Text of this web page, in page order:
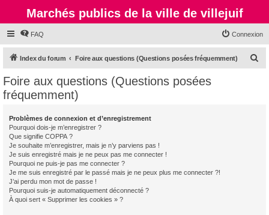
Marchés publics de la ville de villejuif
FAQ Connexion
Index du forum Foire aux questions (Questions posées fréquemment)
Foire aux questions (Questions posées
fréquemment)
Problèmes de connexion et d’enregistrement
Pourquoi dois-je m’enregistrer ?
Que signifie COPPA ?
Je souhaite m’enregistrer, mais je n’y parviens pas !
Je suis enregistré mais je ne peux pas me connecter !
Pourquoi ne puis-je pas me connecter ?
Je me suis enregistré par le passé mais je ne peux plus me connecter ?!
J’ai perdu mon mot de passe !
Pourquoi suis-je automatiquement déconnecté ?
À quoi sert « Supprimer les cookies » ?